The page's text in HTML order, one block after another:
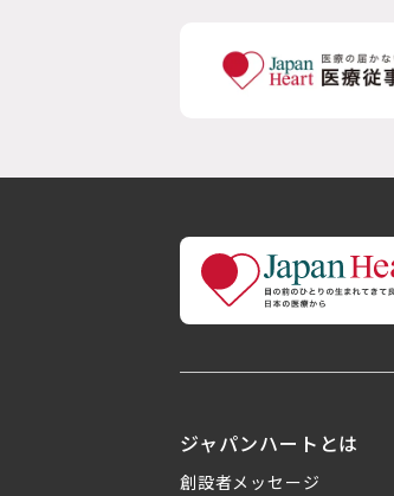
ジャパンハートとは
創設者メッセージ